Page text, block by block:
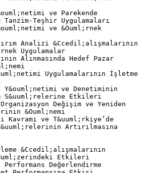
ve Parekende
Tanzim-Teşhir Uygulamaları
ve &Ouml;rnek
Analizi &Ccedil;alışmalarının
Uygulamalar
Alınmasında Hedef Pazar
Uygulamalarının İşletme
ve Denetiminin
S&uuml;relerine Etkileri
Değişim ve Yeniden
&Ouml;nemi
Kavramı ve T&uuml;rkiye’de
Artırılmasına
&Ccedil;alışmalarının
Etkileri
Değerlendirme